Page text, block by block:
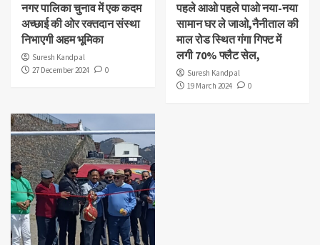
नगर पालिका चुनाव में एक कदम
अच्छाई की ओर रक्तदान संस्था
निभाएगी अहम भूमिका
Suresh Kandpal
27 December 2024
0
पहले आओ पहले पाओ नया-नया
सामान घर ले जाओ,नैनीताल की
माल रोड स्थित गंगा गिफ्ट में
लगी 70% फ्लैट सेल,
Suresh Kandpal
19 March 2024
0